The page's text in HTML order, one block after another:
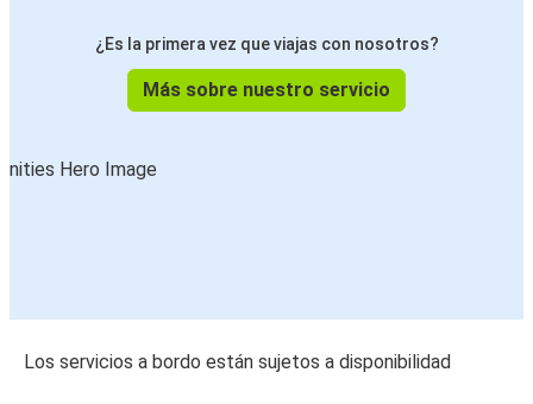
¿Es la primera vez que viajas con nosotros?
Más sobre nuestro servicio
Los servicios a bordo están sujetos a disponibilidad